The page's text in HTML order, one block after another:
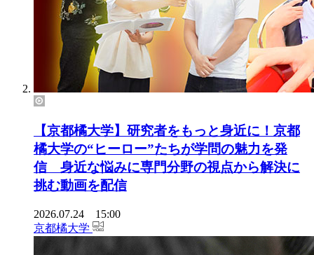
【京都橘大学】研究者をもっと身近に！京都
橘大学の“ヒーロー”たちが学問の魅力を発
信 身近な悩みに専門分野の視点から解決に
挑む動画を配信
2026.07.24 15:00
京都橘大学